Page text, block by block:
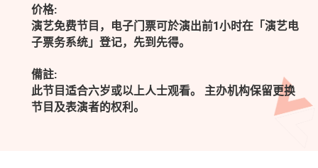
价格:
演艺免费节目，电子门票可於演出前1小时在「演艺电
子票务系统」登记，先到先得。
備註:
此节目适合六岁或以上人士观看。 主办机构保留更换
节目及表演者的权利。